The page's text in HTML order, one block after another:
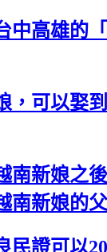
中高雄的
，可以娶
南新娘之
南新娘的
民證可以